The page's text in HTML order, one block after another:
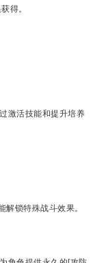
得。
激活技能和提升培养
锁特殊战斗效果。